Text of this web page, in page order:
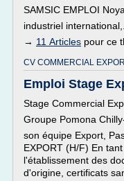
SAMSIC EMPLOI
industriel
→ 11 Articles pour ce
CV COMMERCIAL
Emploi Stage
Stage Commercial
Groupe Pomona
son équipe Export,
EXPORT (H/F) En
l'établissement des
d'origine, certificats